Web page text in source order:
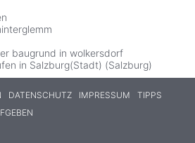
baugrund in wolkersdorf
in Salzburg(Stadt) (Salzburg)
DATENSCHUTZ IMPRESSUM
TIPPS